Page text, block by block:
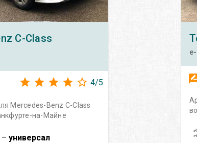
C-Class
4/5
Mercedes-Benz C-Class
на-Майне
– универсал